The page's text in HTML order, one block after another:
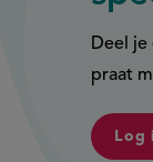
Deel
praat
Log